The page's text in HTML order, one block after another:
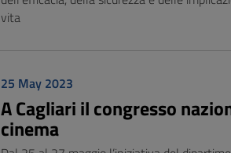
vita
25 May 2023
A Cagliari il congresso
cinema